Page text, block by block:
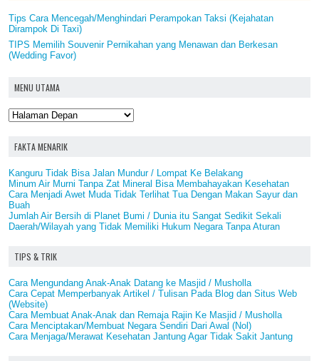
Tips Cara Mencegah/Menghindari Perampokan Taksi (Kejahatan
Dirampok Di Taxi)
TIPS Memilih Souvenir Pernikahan yang Menawan dan Berkesan
(Wedding Favor)
MENU UTAMA
FAKTA MENARIK
Kanguru Tidak Bisa Jalan Mundur / Lompat Ke Belakang
Minum Air Murni Tanpa Zat Mineral Bisa Membahayakan Kesehatan
Cara Menjadi Awet Muda Tidak Terlihat Tua Dengan Makan Sayur dan
Buah
Jumlah Air Bersih di Planet Bumi / Dunia itu Sangat Sedikit Sekali
Daerah/Wilayah yang Tidak Memiliki Hukum Negara Tanpa Aturan
TIPS & TRIK
Cara Mengundang Anak-Anak Datang ke Masjid / Musholla
Cara Cepat Memperbanyak Artikel / Tulisan Pada Blog dan Situs Web
(Website)
Cara Membuat Anak-Anak dan Remaja Rajin Ke Masjid / Musholla
Cara Menciptakan/Membuat Negara Sendiri Dari Awal (Nol)
Cara Menjaga/Merawat Kesehatan Jantung Agar Tidak Sakit Jantung